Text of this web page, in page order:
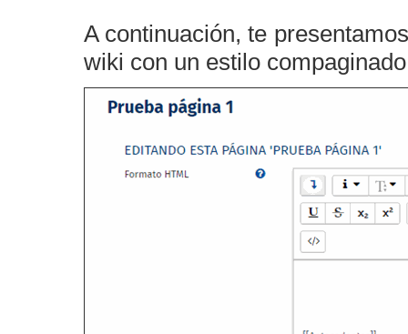
A continuación, te
wiki con un estilo